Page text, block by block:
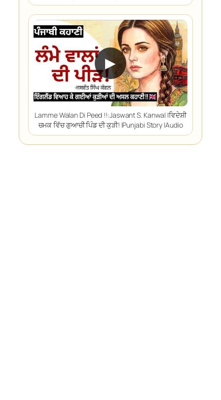
▶
Lamme Walan Di Peed !!:Jaswant S. Kanwal |ਵਿਦੇਸ਼ੀ
ਚਮਕ ਵਿੱਚ ਗੁਆਚੀ ਪਿੰਡ ਦੀ ਕੁੜੀ! |Punjabi Story |Audio